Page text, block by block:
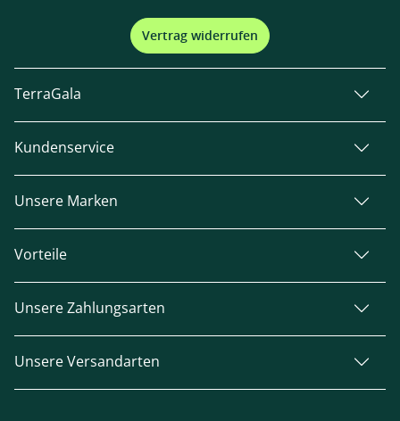
Vertrag widerrufen
TerraGala
Kundenservice
Unsere Marken
Vorteile
Unsere Zahlungsarten
Unsere Versandarten